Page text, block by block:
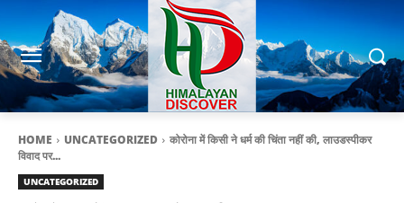
HOME UNCATEGORIZED
कोरोना में किसी ने धर्म की चिंता नहीं की, लाउडस्पीकर
विवाद पर...
UNCATEGORIZED